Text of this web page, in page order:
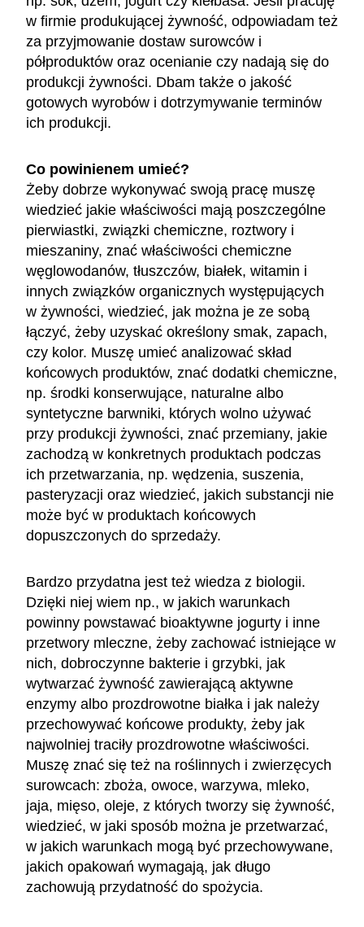
w firmie produkującej żywność, odpowiadam też
za przyjmowanie dostaw surowców i
półproduktów oraz ocenianie czy nadają się do
produkcji żywności. Dbam także o jakość
gotowych wyrobów i dotrzymywanie terminów
ich produkcji.
Co powinienem umieć?
Żeby dobrze wykonywać swoją pracę muszę
wiedzieć jakie właściwości mają poszczególne
pierwiastki, związki chemiczne, roztwory i
mieszaniny, znać właściwości chemiczne
węglowodanów, tłuszczów, białek, witamin i
innych związków organicznych występujących
w żywności, wiedzieć, jak można je ze sobą
łączyć, żeby uzyskać określony smak, zapach,
czy kolor. Muszę umieć analizować skład
końcowych produktów, znać dodatki chemiczne,
np. środki konserwujące, naturalne albo
syntetyczne barwniki, których wolno używać
przy produkcji żywności, znać przemiany, jakie
zachodzą w konkretnych produktach podczas
ich przetwarzania, np. wędzenia, suszenia,
pasteryzacji oraz wiedzieć, jakich substancji nie
może być w produktach końcowych
dopuszczonych do sprzedaży.
Bardzo przydatna jest też wiedza z biologii.
Dzięki niej wiem np., w jakich warunkach
powinny powstawać bioaktywne jogurty i inne
przetwory mleczne, żeby zachować istniejące w
nich, dobroczynne bakterie i grzybki, jak
wytwarzać żywność zawierającą aktywne
enzymy albo prozdrowotne białka i jak należy
przechowywać końcowe produkty, żeby jak
najwolniej traciły prozdrowotne właściwości.
Muszę znać się też na roślinnych i zwierzęcych
surowcach: zboża, owoce, warzywa, mleko,
jaja, mięso, oleje, z których tworzy się żywność,
wiedzieć, w jaki sposób można je przetwarzać,
w jakich warunkach mogą być przechowywane,
jakich opakowań wymagają, jak długo
zachowują przydatność do spożycia.